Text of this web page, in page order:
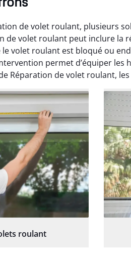
de volet roulant, plusieurs
de volet roulant peut inclure la
le volet roulant est bloqué ou
permet d’équiper les
Réparation de volet roulant,
roulant